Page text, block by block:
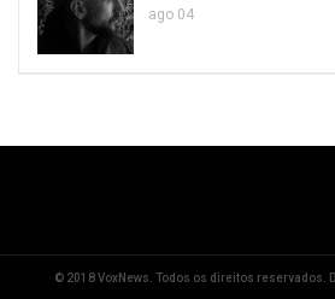
ago 04
© 2018 VoxNews. Todos os direitos reservados.